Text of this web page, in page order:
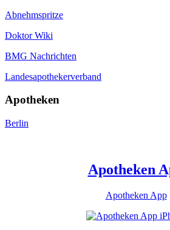
Abnehmspritze
Doktor Wiki
BMG Nachrichten
Landesapothekerverband
Apotheken
Berlin
Apotheken
Apotheken App